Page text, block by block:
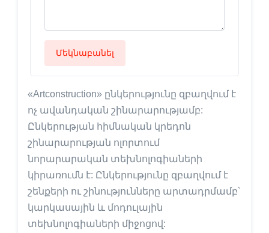
Մեկնաբանել
«Artconstruction» ընկերությունը զբաղվում է
ոչ ավանդական շինարարությամբ:
Ընկերության հիմնական կրեդոն
շինարարության ոլորտում
նորարարական տեխնոլոգիաների
կիրառումն է: Ընկերությունը զբաղվում է
շենքերի ու շինությունները արտադրմամբ՝
կարկասային և մոդուլային
տեխնոլոգիաների միջոցով: